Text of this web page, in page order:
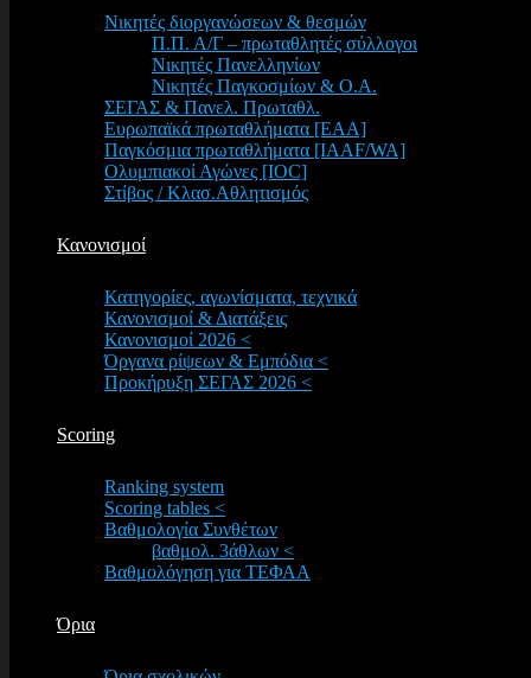
Νικητές διοργανώσεων & θεσμών
Π.Π. Α/Γ – πρωταθλητές σύλλογοι
Νικητές Πανελληνίων
Νικητές Παγκοσμίων & Ο.Α.
ΣΕΓΑΣ & Πανελ. Πρωταθλ.
Ευρωπαϊκά πρωταθλήματα [EAA]
Παγκόσμια πρωταθλήματα [IAAF/WA]
Ολυμπιακοί Αγώνες [IOC]
Στίβος / Κλασ.Αθλητισμός
Κανονισμοί
Κατηγορίες, αγωνίσματα, τεχνικά
Κανονισμοί & Διατάξεις
Κανονισμοί 2026 <
Όργανα ρίψεων & Εμπόδια <
Προκήρυξη ΣΕΓΑΣ 2026 <
Scoring
Ranking system
Scoring tables <
Βαθμολογία Συνθέτων
βαθμολ. 3άθλων <
Βαθμολόγηση για ΤΕΦΑΑ
Όρια